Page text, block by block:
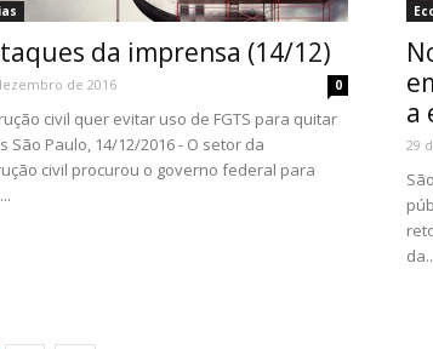
da imprensa (14/12)
de 2016 0
civil quer evitar uso de FGTS para quitar
São Paulo, 14/12/2016 - O setor da
civil procurou o governo federal para
a
29